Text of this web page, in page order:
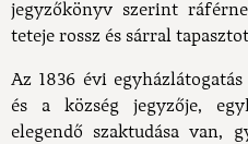
jegyzőkönyv szerint
teteje rossz és sárral
Az 1836 évi
és a község jegyzője,
elegendő szaktudása van,